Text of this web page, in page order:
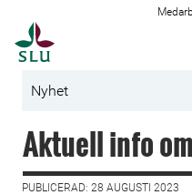
Nyhet
Aktuell info
PUBLICERAD: 28 AUGUSTI 2023